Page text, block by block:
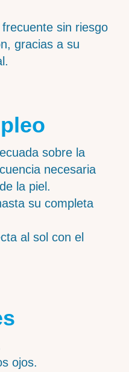
sin riesgo
gracias a su
sobre la
necesaria
la piel.
su completa
al sol con el
ojos.